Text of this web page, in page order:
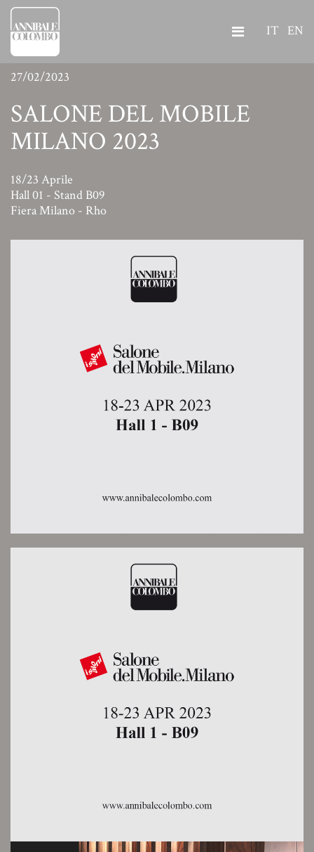
IT EN
27/02/2023
SALONE DEL MOBILE
MILANO 2023
18/23 Aprile
Hall 01 - Stand B09
Fiera Milano - Rho